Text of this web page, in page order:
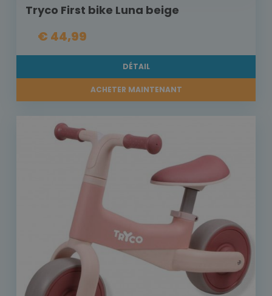
Tryco First bike Luna beige
€ 44,99
DÉTAIL
ACHETER MAINTENANT